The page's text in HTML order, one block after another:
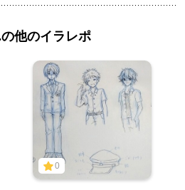
他のイラレポ
0